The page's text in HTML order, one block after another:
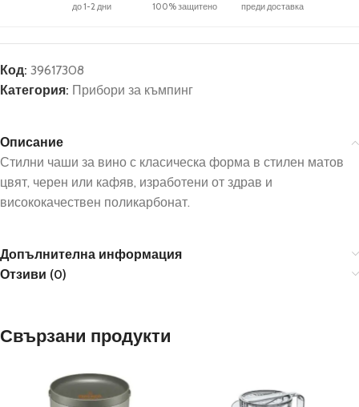
до 1-2 дни
100% защитено
преди доставка
Код: 39617308
Категория: Прибори за къмпинг
Описание
Стилни чаши за вино с класическа форма в стилен матов
цвят, черен или кафяв, изработени от здрав и
висококачествен поликарбонат.
Допълнителна информация
Отзиви (0)
Свързани продукти